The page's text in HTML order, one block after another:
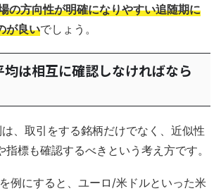
の方向性が明確になりやすい追随期に
が良いでしょう。
均は相互に確認しなければなら
、取引をする銘柄だけでなく、近似性
標も確認するべきという考え方です。
例にすると、ユーロ/米ドルといった米